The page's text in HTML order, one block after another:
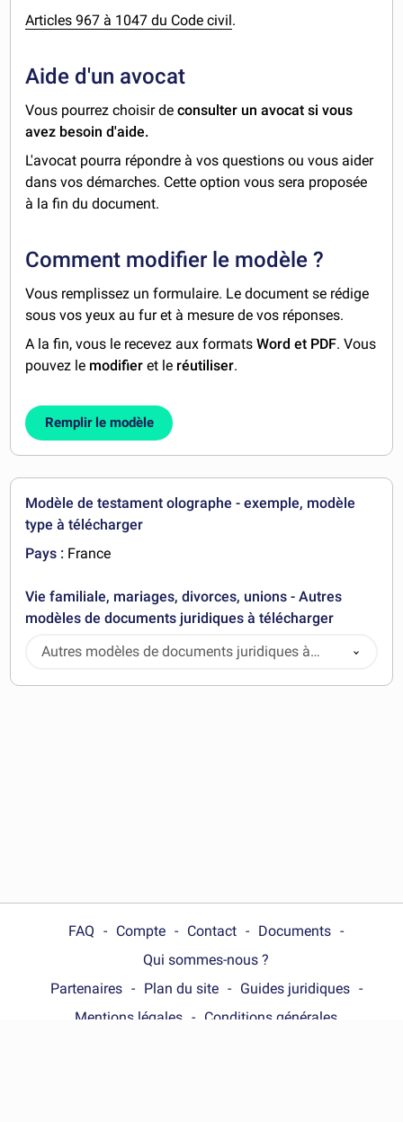
Articles 967 à 1047 du Code civil.
Aide d'un avocat
Vous pourrez choisir deconsulter un avocat si vous
avez besoin d'aide.
L'avocat pourra répondre à vos questions ou vous aider
dans vos démarches. Cette option vous sera proposée
à la fin du document.
Comment modifier le modèle ?
Vous remplissez un formulaire. Le document se rédige
sous vos yeux au fur et à mesure de vos réponses.
A la fin, vous le recevez aux formatsWord et PDF. Vous
pouvez le modifier et le réutiliser.
Remplir le modèle
Modèle de testament olographe - exemple, modèle
type à télécharger
Pays : France
Vie familiale, mariages, divorces, unions - Autres
modèles de documents juridiques à télécharger
Autres modèles de documents juridiques à
télécharger
FAQ Compte Contact
Documents
Qui sommes-nous ?
Partenaires
Plan du site
Guides juridiques
Mentions légales
Conditions générales